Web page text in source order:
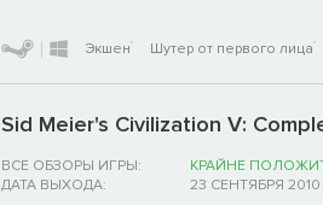
Экшен Шутер от первого лица
Sid Meier's Civilization V:
ВСЕ ОБЗОРЫ ИГРЫ:
КРАЙНЕ
ДАТА ВЫХОДА:
23 СЕНТЯБРЯ 2010